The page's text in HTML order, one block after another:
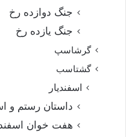
جنگ دوازده رخ
جنگ یازده رخ
گرشاسپ
گشتاسب
اسفندیار
داستان رستم و
هفت خوان